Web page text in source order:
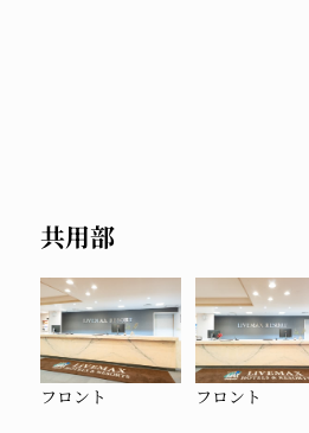
共用部
フロント フロント